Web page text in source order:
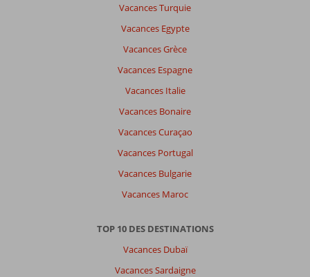
Vacances Turquie
Vacances Egypte
Vacances Grèce
Vacances Espagne
Vacances Italie
Vacances Bonaire
Vacances Curaçao
Vacances Portugal
Vacances Bulgarie
Vacances Maroc
TOP 10 DES DESTINATIONS
Vacances Dubaï
Vacances Sardaigne